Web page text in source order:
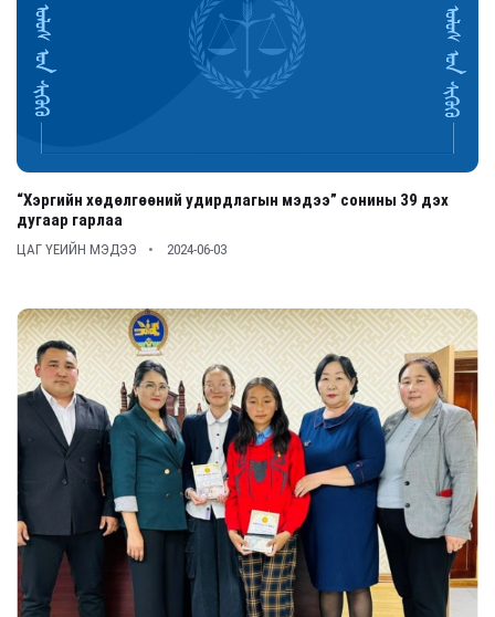
“Хэргийн хөдөлгөөний удирдлагын мэдээ” сонины 39 дэх
дугаар гарлаа
ЦАГ ҮЕИЙН МЭДЭЭ 2024-06-03